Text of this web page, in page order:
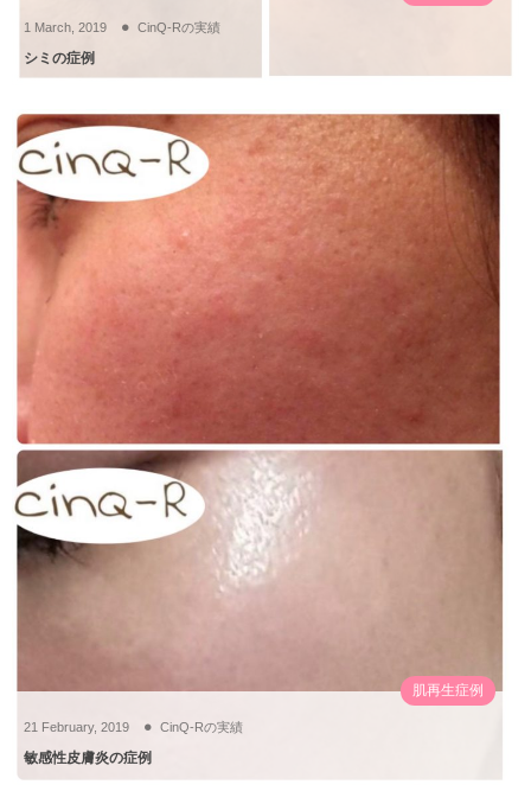
1 March 2019 CinQ-Rの実績
シミの症例
肌再生症例
21 February, 2019 CinQ-Rの実績
敏感性皮膚炎の症例